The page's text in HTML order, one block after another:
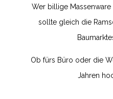
Wer billige
sollte gleich die
Ob fürs Büro oder die
Jahren